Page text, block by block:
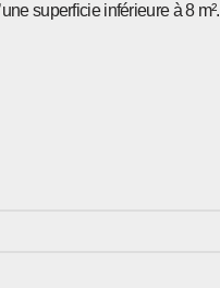
superficie inférieure à 8 m².